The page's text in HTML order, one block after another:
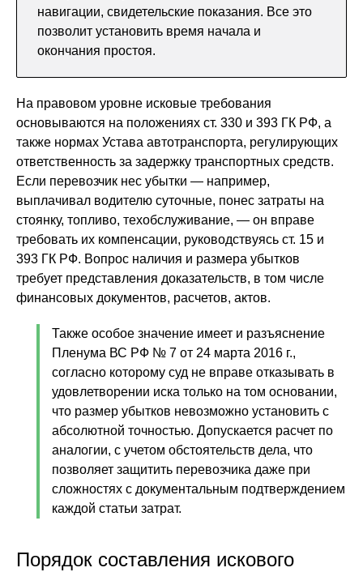
навигации, свидетельские показания. Все это
позволит установить время начала и
окончания простоя.
На правовом уровне исковые требования
основываются на положениях ст. 330 и 393 ГК РФ, а
также нормах Устава автотранспорта, регулирующих
ответственность за задержку транспортных средств.
Если перевозчик нес убытки — например,
выплачивал водителю суточные, понес затраты на
стоянку, топливо, техобслуживание, — он вправе
требовать их компенсации, руководствуясь ст. 15 и
393 ГК РФ. Вопрос наличия и размера убытков
требует представления доказательств, в том числе
финансовых документов, расчетов, актов.
Также особое значение имеет и разъяснение
Пленума ВС РФ № 7 от 24 марта 2016 г.,
согласно которому суд не вправе отказывать в
удовлетворении иска только на том основании,
что размер убытков невозможно установить с
абсолютной точностью. Допускается расчет по
аналогии, с учетом обстоятельств дела, что
позволяет защитить перевозчика даже при
сложностях с документальным подтверждением
каждой статьи затрат.
Порядок составления искового